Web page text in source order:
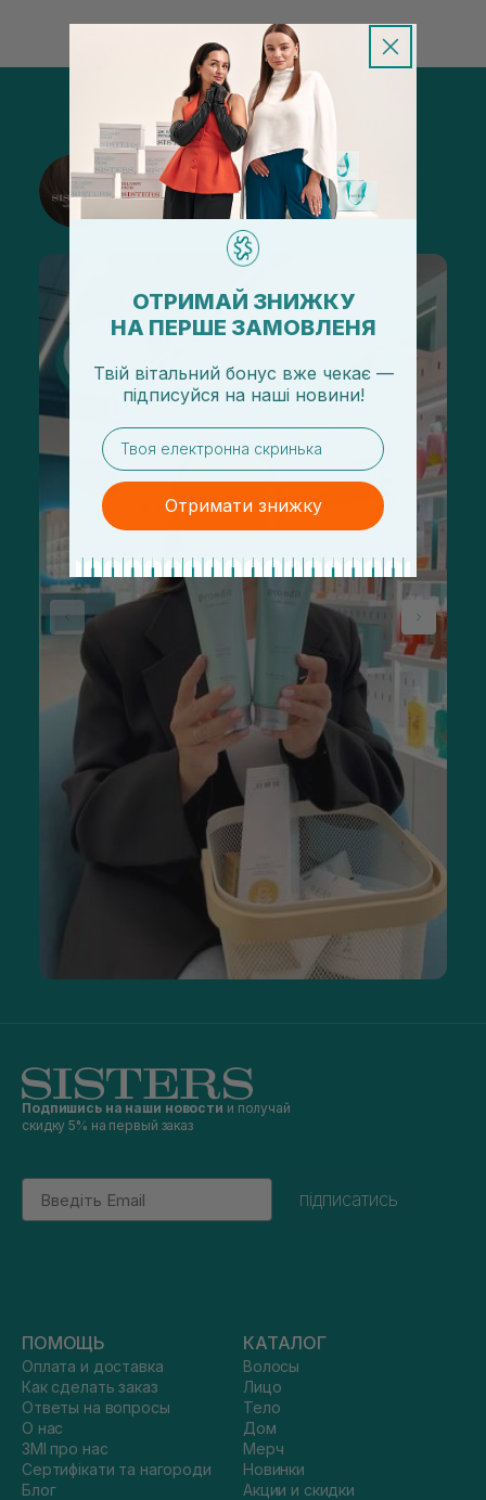
@sisters_stelmakh в Instagram
Подписаться
Подпишись на наши новости и получай
скидку 5% на первый заказ
Email
підписатись
ПОМОЩЬ
Оплата и доставка
Как сделать заказ
Ответы на вопросы
О нас
ЗМІ про нас
Сертифікати та нагороди
Блог
КАТАЛОГ
Волосы
Лицо
Тело
Дом
Мерч
Новинки
Акции и скидки
ОТРИМАЙ ЗНИЖКУ
НА ПЕРШЕ ЗАМОВЛЕНЯ
Твій вітальний бонус вже чекає —
підписуйся на наші новини!
email
Отримати знижку